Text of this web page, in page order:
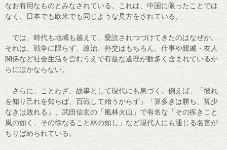
なお有用なものとみなされている。これは、中国に限ったことでは
なく、日本でも欧米でも同じような見方をされている。
では、時代も地域も越えて、愛読されつづけてきたのはなぜか。
それは、戦争に限らず、政治、外交はもちろん、仕事や親戚・友人
関係など社会生活を営むうえで有益な道理が数多く含まれているか
らにほかならない。
さらに、ことわざ、故事として現代にも息づく。例えば、「彼れ
を知り己れを知らば、百戦して殆うからず」「算多きは勝ち、算少
なきは敗れる」、武田信玄の「風林火山」で有名な「その疾きこと
風の如く、その徐なること林の如し」など現代人にも通じる名言が
ちりばめられている。